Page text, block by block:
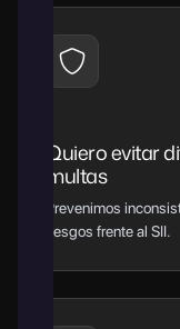
Quiero evitar
multas
Prevenimos
riesgos frente al SII.